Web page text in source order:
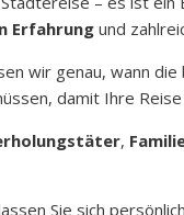
Erfahrung und
wir genau, wann
damit Ihre
,
Sie sich